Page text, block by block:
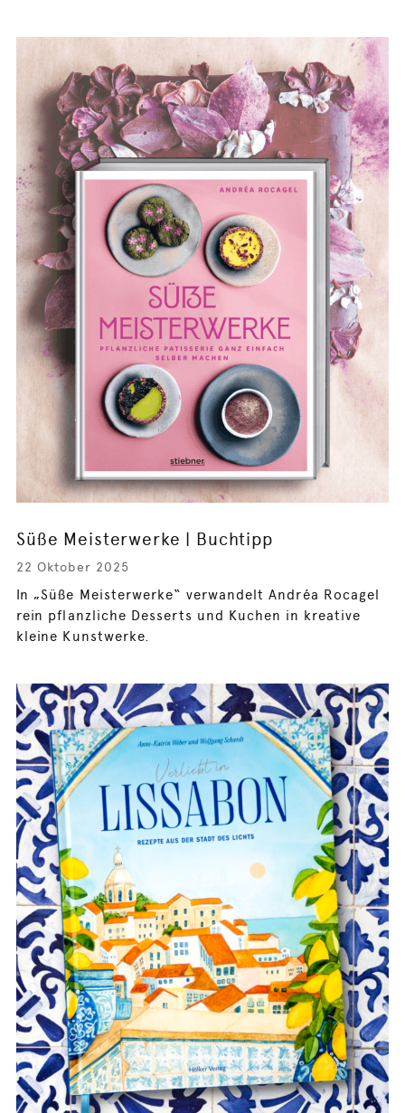
Süße Meisterwerke | Buchtipp
22 Oktober 2025
In „Süße Meisterwerke“ verwandelt Andréa Rocagel
rein pflanzliche Desserts und Kuchen in kreative
kleine Kunstwerke.